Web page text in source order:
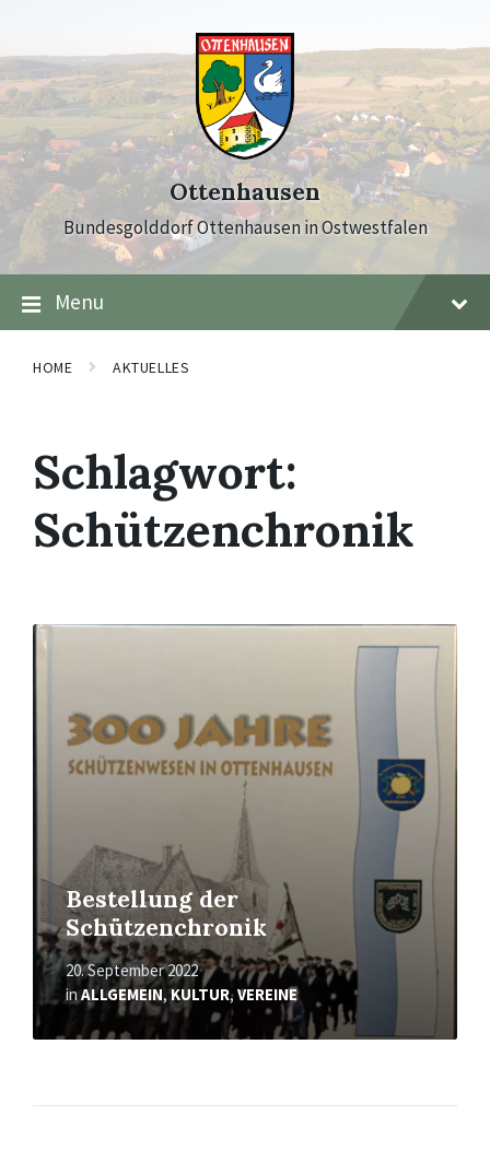
content
main
navigation
footer
Ottenhausen
Bundesgolddorf Ottenhausen in Ostwestfalen
Menu
HOME AKTUELLES
Schlagwort:
Schützenchronik
Bestellung der
Schützenchronik
20. September 2022
inALLGEMEIN,KULTUR,VEREINE
Mehr
erfahren